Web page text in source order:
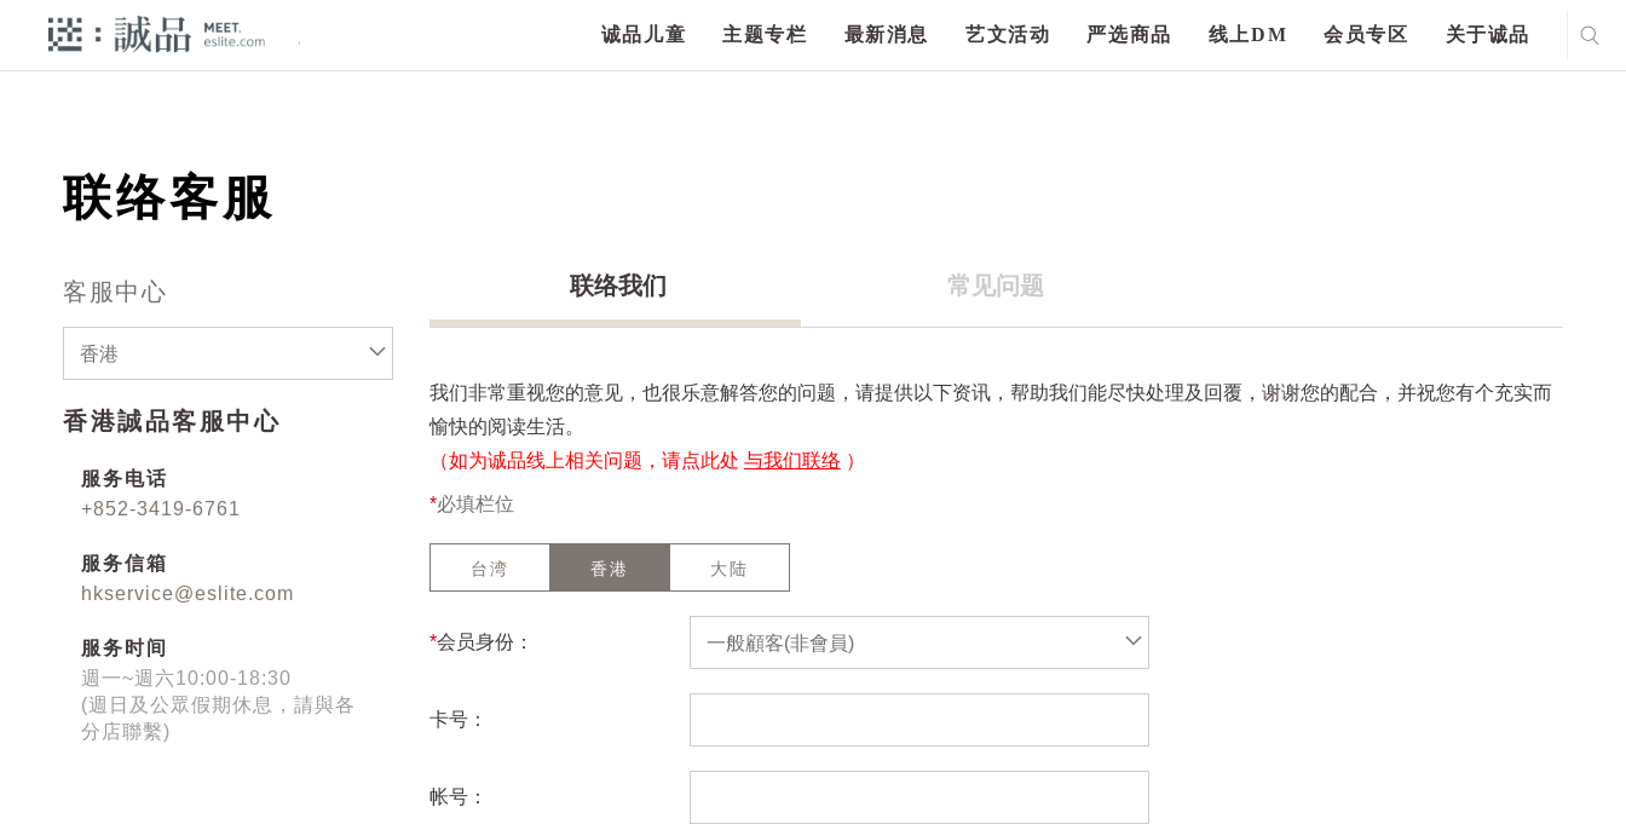
诚品儿童 主题专栏 最新消息 艺文活动 严选商品 线上DM 会员专区 关于诚品
联络客服
客服中心
香港
香港誠品客服中心
服务电话
+852-3419-6761
服务信箱
hkservice@eslite.com
服务时间
週一~週六10:00-18:30
(週日及公眾假期休息，請與各
分店聯繫)
联络我们 常见问题
我们非常重视您的意见，也很乐意解答您的问题，请提供以下资讯，帮助我们能尽快处理及回覆，谢谢您的配合，并祝您有个充实而
愉快的阅读生活。
（如为诚品线上相关问题，请点此处 与我们联络 ）
*必填栏位
台湾 香港 大陆
*会员身份： 一般顧客(非會員)
卡号：
帐号：